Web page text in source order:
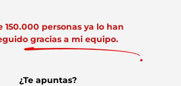
150.000 personas ya lo han
gracias a mi equipo.
¿Te apuntas?